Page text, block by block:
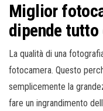
Miglior
dipende
La qualità di una
fotocamera. Questo
semplicemente la
fare un ingrandimento